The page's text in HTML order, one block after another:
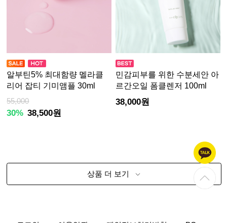
알부틴5% 최대함량 멜라클
리어 잡티 기미앰플 30ml
55,000
30% 38,500원
민감피부를 위한 수분세안 아
르간오일 폼클렌저 100ml
38,000원
상품 더 보기